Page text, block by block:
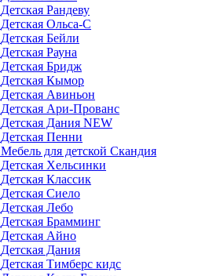
Детская Рандеву
Детская Ольса-С
Детская Бейли
Детская Рауна
Детская Бридж
Детская Кымор
Детская Авиньон
Детская Ари-Прованс
Детская Дания NEW
Детская Пенни
Мебель для детской Скандия
Детская Хельсинки
Детская Классик
Детская Сиело
Детская Лебо
Детская Брамминг
Детская Айно
Детская Дания
Детская Тимберс кидс